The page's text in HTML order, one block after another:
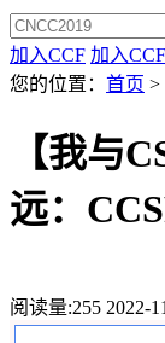
加入CCF 加入CCF
您的位置： 首页 >
【我与
远：
阅读量:255 2022-